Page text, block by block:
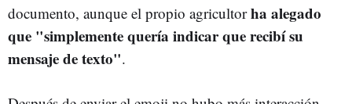
documento, aunque el propio agricultorha alegado
que "simplemente quería indicar que recibí su
mensaje de texto".